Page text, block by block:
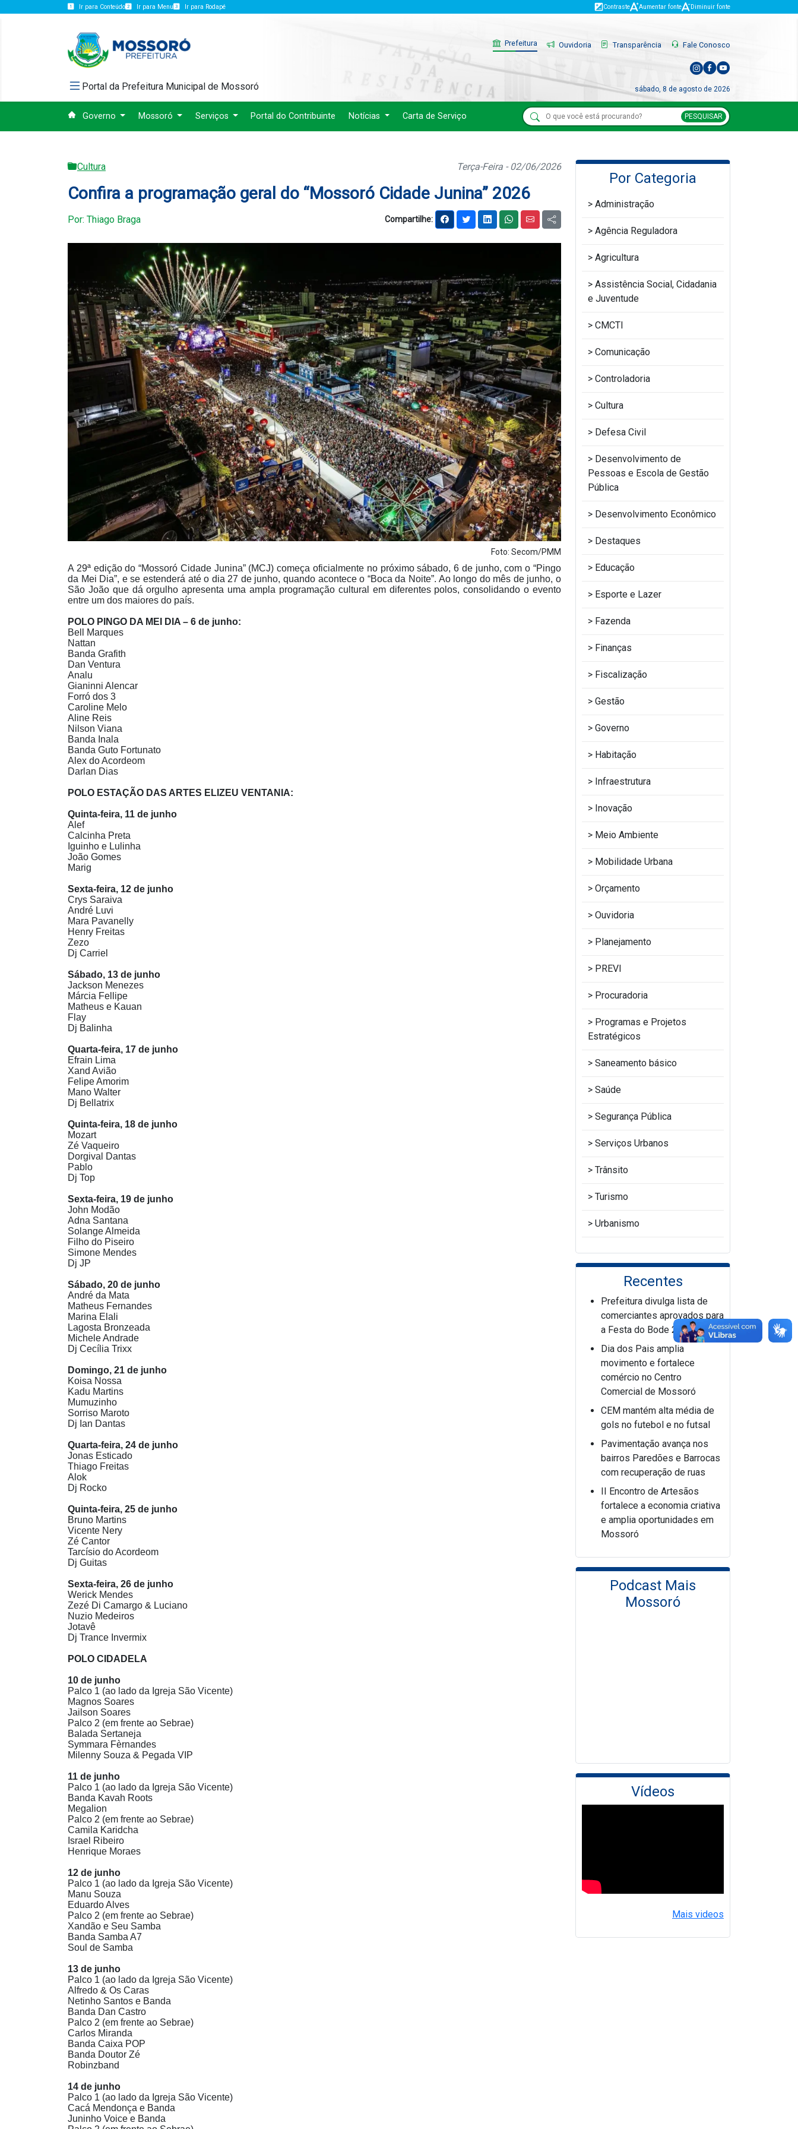
Ir para Conteúdo Ir para Menu Ir para Rodapé Contraste Aumentar fonte Diminuir fonte
Portal da Prefeitura Municipal de Mossoró
Prefeitura Ouvidoria Transparência Fale Conosco
sábado, 8 de agosto de 2026
Governo Mossoró Serviços Portal do Contribuinte Notícias Carta de Serviço PESQUISAR
Cultura Terça-Feira - 02/06/2026
Confira a programação geral do “Mossoró Cidade Junina” 2026
Por: Thiago Braga Compartilhe:
Foto: Secom/PMM
A 29ª edição do “Mossoró Cidade Junina” (MCJ) começa oficialmente no próximo sábado, 6 de junho, com o “Pingo
da Mei Dia”, e se estenderá até o dia 27 de junho, quando acontece o “Boca da Noite”. Ao longo do mês de junho, o
São João que dá orgulho apresenta uma ampla programação cultural em diferentes polos, consolidando o evento
entre um dos maiores do país.
POLO PINGO DA MEI DIA – 6 de junho:
Bell Marques
Nattan
Banda Grafith
Dan Ventura
Analu
Gianinni Alencar
Forró dos 3
Caroline Melo
Aline Reis
Nilson Viana
Banda Inala
Banda Guto Fortunato
Alex do Acordeom
Darlan Dias
POLO ESTAÇÃO DAS ARTES ELIZEU VENTANIA:
Quinta-feira, 11 de junho
Alef
Calcinha Preta
Iguinho e Lulinha
João Gomes
Marig
Sexta-feira, 12 de junho
Crys Saraiva
André Luvi
Mara Pavanelly
Henry Freitas
Zezo
Dj Carriel
Sábado, 13 de junho
Jackson Menezes
Márcia Fellipe
Matheus e Kauan
Flay
Dj Balinha
Quarta-feira, 17 de junho
Efrain Lima
Xand Avião
Felipe Amorim
Mano Walter
Dj Bellatrix
Quinta-feira, 18 de junho
Mozart
Zé Vaqueiro
Dorgival Dantas
Pablo
Dj Top
Sexta-feira, 19 de junho
John Modão
Adna Santana
Solange Almeida
Filho do Piseiro
Simone Mendes
Dj JP
Sábado, 20 de junho
André da Mata
Matheus Fernandes
Marina Elali
Lagosta Bronzeada
Michele Andrade
Dj Cecília Trixx
Domingo, 21 de junho
Koisa Nossa
Kadu Martins
Mumuzinho
Sorriso Maroto
Dj Ian Dantas
Quarta-feira, 24 de junho
Jonas Esticado
Thiago Freitas
Alok
Dj Rocko
Quinta-feira, 25 de junho
Bruno Martins
Vicente Nery
Zé Cantor
Tarcísio do Acordeom
Dj Guitas
Sexta-feira, 26 de junho
Werick Mendes
Zezé Di Camargo & Luciano
Nuzio Medeiros
Jotavê
Dj Trance Invermix
POLO CIDADELA
10 de junho
Palco 1 (ao lado da Igreja São Vicente)
Magnos Soares
Jailson Soares
Palco 2 (em frente ao Sebrae)
Balada Sertaneja
Symmara Fèrnandes
Milenny Souza & Pegada VIP
11 de junho
Palco 1 (ao lado da Igreja São Vicente)
Banda Kavah Roots
Megalion
Palco 2 (em frente ao Sebrae)
Camila Karidcha
Israel Ribeiro
Henrique Moraes
12 de junho
Palco 1 (ao lado da Igreja São Vicente)
Manu Souza
Eduardo Alves
Palco 2 (em frente ao Sebrae)
Xandão e Seu Samba
Banda Samba A7
Soul de Samba
13 de junho
Palco 1 (ao lado da Igreja São Vicente)
Alfredo & Os Caras
Netinho Santos e Banda
Banda Dan Castro
Palco 2 (em frente ao Sebrae)
Carlos Miranda
Banda Caixa POP
Banda Doutor Zé
Robinzband
14 de junho
Palco 1 (ao lado da Igreja São Vicente)
Cacá Mendonça e Banda
Juninho Voice e Banda
Por Categoria
Administração
Agência Reguladora
Agricultura
Assistência Social, Cidadania
e Juventude
CMCTI
Comunicação
Controladoria
Cultura
Defesa Civil
Desenvolvimento de
Pessoas e Escola de Gestão
Pública
Desenvolvimento Econômico
Destaques
Educação
Esporte e Lazer
Fazenda
Finanças
Fiscalização
Gestão
Governo
Habitação
Infraestrutura
Inovação
Meio Ambiente
Mobilidade Urbana
Orçamento
Ouvidoria
Planejamento
PREVI
Procuradoria
Programas e Projetos
Estratégicos
Saneamento básico
Saúde
Segurança Pública
Serviços Urbanos
Trânsito
Turismo
Urbanismo
Recentes
Prefeitura divulga lista de
comerciantes aprovados para
a Festa do Bode 2026
Dia dos Pais amplia
movimento e fortalece
comércio no Centro
Comercial de Mossoró
CEM mantém alta média de
gols no futebol e no futsal
Pavimentação avança nos
bairros Paredões e Barrocas
com recuperação de ruas
II Encontro de Artesãos
fortalece a economia criativa
e amplia oportunidades em
Mossoró
Podcast Mais
Mossoró
Vídeos
Mais videos